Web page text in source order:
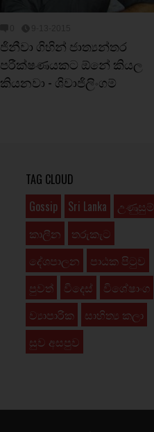
ජිනීවා ගිහින් ජාත්‍යන්තර
පරීක්ෂණයකට ඕනේ කියල
කියනවා - ශිවාජිලිංගම්
TAG CLOUD
Gossip
Sri Lanka
උණුසුම්
කාලීන
තරුකැට
දේශපාලන
පාඨක පිටුව
පුවත්
විදෙස්
විශේෂාංග
ව්‍යාපාරික
සාහිත්‍ය කලා
සුව අසපුව